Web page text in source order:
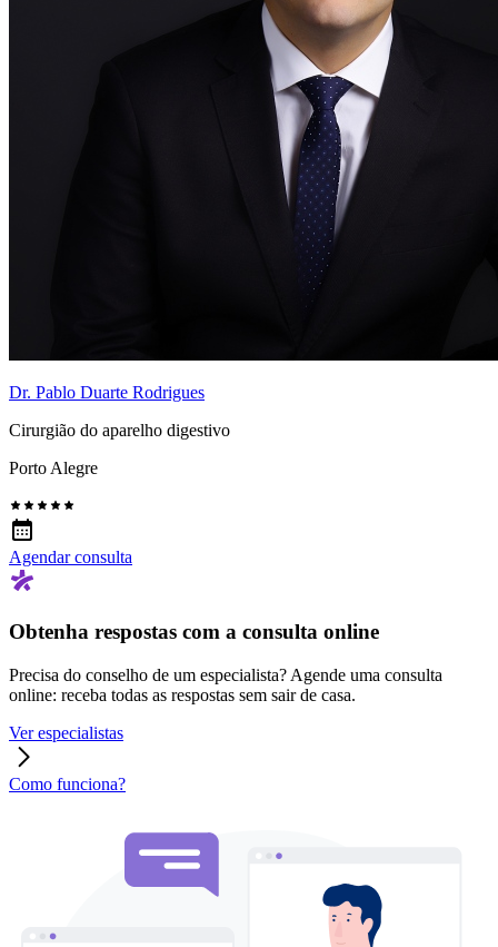
Dr. Pablo Duarte Rodrigues
Cirurgião do aparelho digestivo
Porto Alegre
Agendar consulta
Obtenha respostas com a consulta online
Precisa do conselho de um especialista? Agende uma consulta
online: receba todas as respostas sem sair de casa.
Ver especialistas
Como funciona?